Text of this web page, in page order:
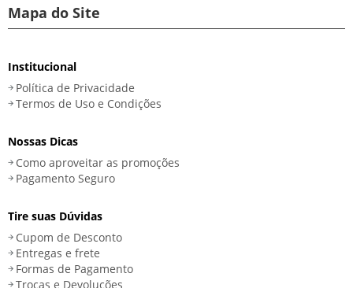
Mapa do Site
Institucional
Política de Privacidade
Termos de Uso e Condições
Nossas Dicas
Como aproveitar as promoções
Pagamento Seguro
Tire suas Dúvidas
Cupom de Desconto
Entregas e frete
Formas de Pagamento
Trocas e Devoluções